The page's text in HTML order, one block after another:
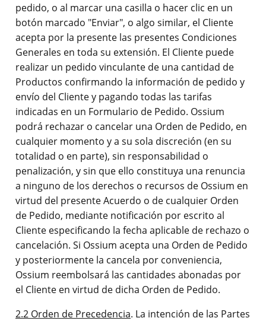
pedido, o al marcar una casilla o hacer clic en un
botón marcado "Enviar", o algo similar, el Cliente
acepta por la presente las presentes Condiciones
Generales en toda su extensión. El Cliente puede
realizar un pedido vinculante de una cantidad de
Productos confirmando la información de pedido y
envío del Cliente y pagando todas las tarifas
indicadas en un Formulario de Pedido. Ossium
podrá rechazar o cancelar una Orden de Pedido, en
cualquier momento y a su sola discreción (en su
totalidad o en parte), sin responsabilidad o
penalización, y sin que ello constituya una renuncia
a ninguno de los derechos o recursos de Ossium en
virtud del presente Acuerdo o de cualquier Orden
de Pedido, mediante notificación por escrito al
Cliente especificando la fecha aplicable de rechazo o
cancelación. Si Ossium acepta una Orden de Pedido
y posteriormente la cancela por conveniencia,
Ossium reembolsará las cantidades abonadas por
el Cliente en virtud de dicha Orden de Pedido.
2.2 Orden de Precedencia. La intención de las Partes